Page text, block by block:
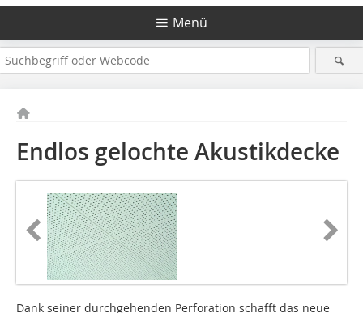
Menü
Endlos gelochte Akustikdecke
Dank seiner durchgehenden Perforation schafft das neue